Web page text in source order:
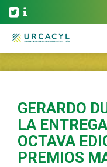
GERARDO
LA
OCTAVA
PREMIOS